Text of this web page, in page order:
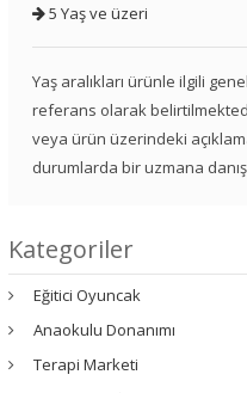
5 Yaş ve üzeri
Yaş aralıkları ürünle ilgili
referans olarak
veya ürün üzerindeki
durumlarda bir uzmana
Kategoriler
Eğitici Oyuncak
Anaokulu Donanımı
Terapi Marketi